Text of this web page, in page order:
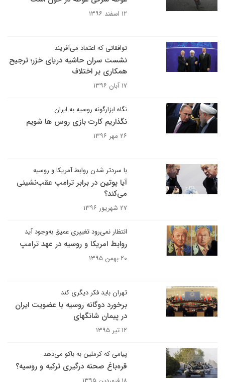
۱۲ اسفند ۱۳۹۶
توافقاتی که اعتماد می‌آفریند
نشست سران حاشیه دریای خزر؛ ترجیح
همکاری بر اختلاف
۱۷ آبان ۱۳۹۶
نگاه ابزارگونه روسیه به ایران
نگذاریم کارت بازی روس ها شویم
۲۶ مهر ۱۳۹۶
با سردتر شدن روابط آمریکا و روسیه
آیا پوتین در برابر ترامپ عقب‌نشینی
می‌کند؟
۲۷ شهریور ۱۳۹۶
انتظار نمی‌رود تغییری عمیق به‌وجود آید
روابط امریکا و روسیه در عهد ترامپ
۲۰ بهمن ۱۳۹۵
تهران باید فکر دیگری کند
برخورد دوگانه روسیه با عضویت ایران
در پیمان شانگهای
۱۲ تیر ۱۳۹۵
پیامی که کرملین به باکو می‌دهد
قره‌باغ صحنه درگیری ترکیه و روسیه؟